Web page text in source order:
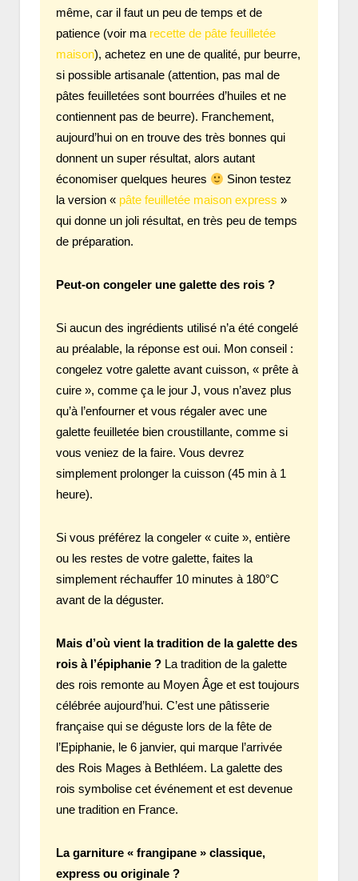
même, car il faut un peu de temps et de
patience (voir ma recette de pâte feuilletée
maison), achetez en une de qualité, pur beurre,
si possible artisanale (attention, pas mal de
pâtes feuilletées sont bourrées d’huiles et ne
contiennent pas de beurre). Franchement,
aujourd’hui on en trouve des très bonnes qui
donnent un super résultat, alors autant
économiser quelques heures
Sinon testez
la version « pâte feuilletée maison express »
qui donne un joli résultat, en très peu de temps
de préparation.
Peut-on congeler une galette des rois ?
Si aucun des ingrédients utilisé n’a été congelé
au préalable, la réponse est oui. Mon conseil :
congelez votre galette avant cuisson, « prête à
cuire », comme ça le jour J, vous n’avez plus
qu’à l’enfourner et vous régaler avec une
galette feuilletée bien croustillante, comme si
vous veniez de la faire. Vous devrez
simplement prolonger la cuisson (45 min à 1
heure).
Si vous préférez la congeler « cuite », entière
ou les restes de votre galette, faites la
simplement réchauffer 10 minutes à 180°C
avant de la déguster.
Mais d’où vient la tradition de la galette des
rois à l’épiphanie ? La tradition de la galette
des rois remonte au Moyen Âge et est toujours
célébrée aujourd’hui. C’est une pâtisserie
française qui se déguste lors de la fête de
l’Epiphanie, le 6 janvier, qui marque l’arrivée
des Rois Mages à Bethléem. La galette des
rois symbolise cet événement et est devenue
une tradition en France.
La garniture « frangipane » classique,
express ou originale ?